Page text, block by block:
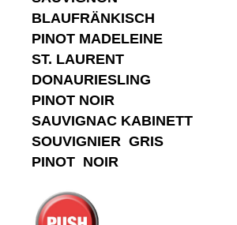
BLAUFRÄNKISCH
PINOT MADELEINE
ST. LAURENT
DONAURIESLING
PINOT NOIR
SAUVIGNAC KABINETT
SOUVIGNIER GRIS
PINOT NOIR